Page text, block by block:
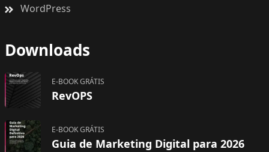
WordPress
Downloads
E-BOOK GRÁTIS
RevOPS
E-BOOK GRÁTIS
Guia de Marketing Digital para 2026